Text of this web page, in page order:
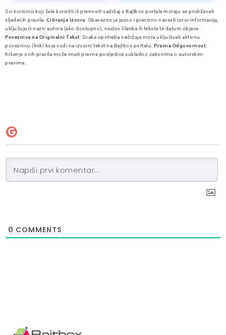
Svi korisnici koji žele koristiti ili prenositi sadržaj s Bajtbox portala moraju se pridržavati
sljedećih pravila: Citiranje Izvora: Obavezno je jasno i precizno navesti izvor informacija,
uključujući naziv autora (ako dostupno), naslov članka ili teksta te datum objave.
Poveznica na Originalni Tekst: Svaka upotreba sadržaja mora uključivati aktivnu
poveznicu (link) koja vodi na izvorni tekst na Bajtbox portalu. Pravna Odgovornost:
Kršenje ovih pravila može imati pravne posljedice sukladno zakonima o autorskim
pravima.
0 COMMENTS